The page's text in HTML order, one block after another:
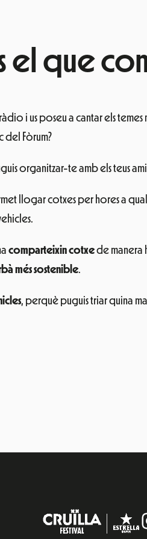
el que
i us poseu a cantar els
del Fòrum?
organitzar-te amb els teus
llogar cotxes per hores a
comparteixin cotxede manera
més sostenible.
, perquè puguis triar quina